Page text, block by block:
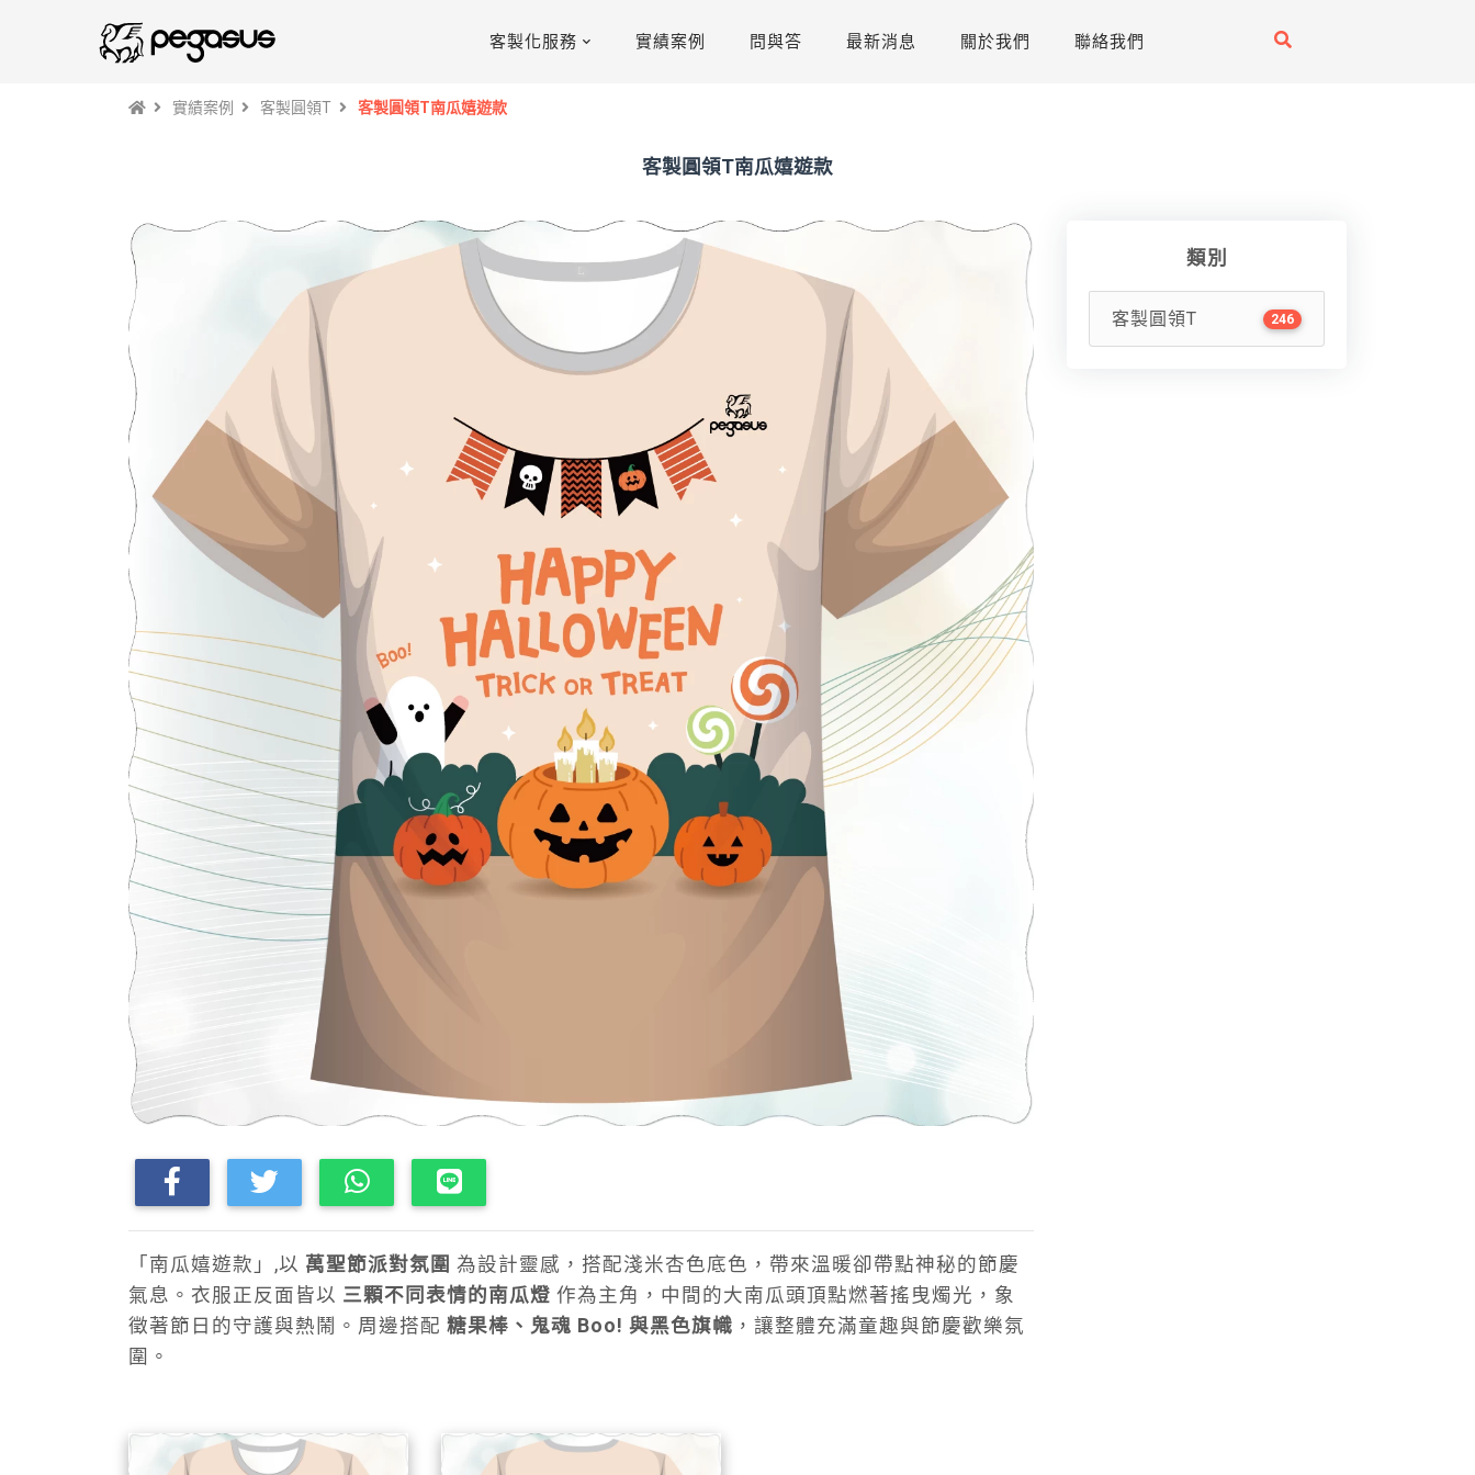
客製化服務 實績案例 問與答 最新消息 關於我們 聯絡我們
實績案例 客製圓領T 客製圓領T南瓜嬉遊款
客製圓領T南瓜嬉遊款
「南瓜嬉遊款」,以 萬聖節派對氛圍 為設計靈感，搭配淺米杏色底色，帶來溫暖卻帶點神秘的節慶
氣息。衣服正反面皆以 三顆不同表情的南瓜燈 作為主角，中間的大南瓜頭頂點燃著搖曳燭光，象
徵著節日的守護與熱鬧。周邊搭配 糖果棒、鬼魂 Boo! 與黑色旗幟 ，讓整體充滿童趣與節慶歡樂氛
圍。
類別
客製圓領T 246